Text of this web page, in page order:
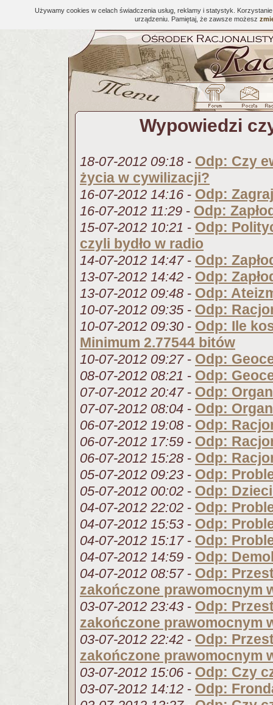
Używamy cookies w celach świadczenia usług, reklamy i statystyk.
urządzeniu. Pamiętaj, że zawsze możesz
Wypowiedzi
18-07-2012 09:18 - Odp: Czy
życia w cywilizacji?
16-07-2012 14:16 - Odp:
16-07-2012 11:29 - Odp:
15-07-2012 10:21 - Odp:
czyli bydło w radio
14-07-2012 14:47- Odp:
13-07-2012 14:42 - Odp:
13-07-2012 09:48 - Odp:
10-07-2012 09:35- Odp:
10-07-2012 09:30 - Odp: Ile
Minimum 2.77544 bitów
10-07-2012 09:27- Odp:
08-07-2012 08:21 - Odp:
07-07-2012 20:47- Odp:
07-07-2012 08:04 - Odp:
06-07-2012 19:08 - Odp:
06-07-2012 17:59 - Odp:
06-07-2012 15:28 - Odp:
05-07-2012 09:23 - Odp:
05-07-2012 00:02 - Odp:
04-07-2012 22:02 - Odp:
04-07-2012 15:53 - Odp:
04-07-2012 15:17- Odp:
04-07-2012 14:59 - Odp:
04-07-2012 08:57- Odp:
zakończone prawomocnym
03-07-2012 23:43 - Odp:
zakończone prawomocnym
03-07-2012 22:42 - Odp:
zakończone prawomocnym
03-07-2012 15:06 - Odp: Czy
03-07-2012 14:12 - Odp: